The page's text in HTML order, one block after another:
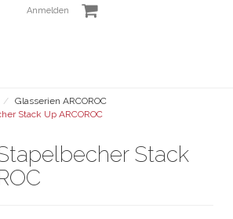
Anmelden
Glasserien ARCOROC
Stack Up ARCOROC
Stack